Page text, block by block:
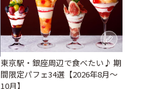
東京駅・銀座周辺で食べたい♪ 期
間限定パフェ34選【2026年8月～
10月】